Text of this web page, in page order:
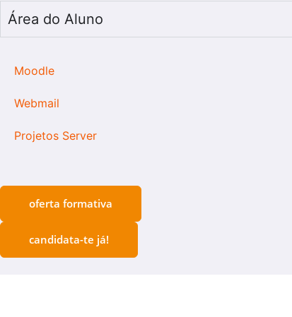
Área do Aluno
Moodle
Webmail
Projetos Server
oferta formativa
candidata-te já!